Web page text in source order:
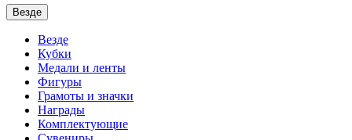
Везде
Везде
Кубки
Медали и ленты
Фигуры
Грамоты и значки
Награды
Комплектующие